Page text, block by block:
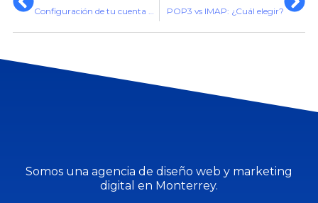
Configuración de tu cuenta de correo Outlook en Windows POP3 vs IMAP: ¿Cuál elegir?
Somos una agencia de diseño web y marketing
digital en Monterrey.